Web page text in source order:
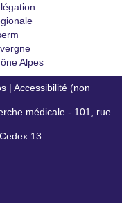
Alpes
| Accessibilité (non
médicale - 101, rue
13